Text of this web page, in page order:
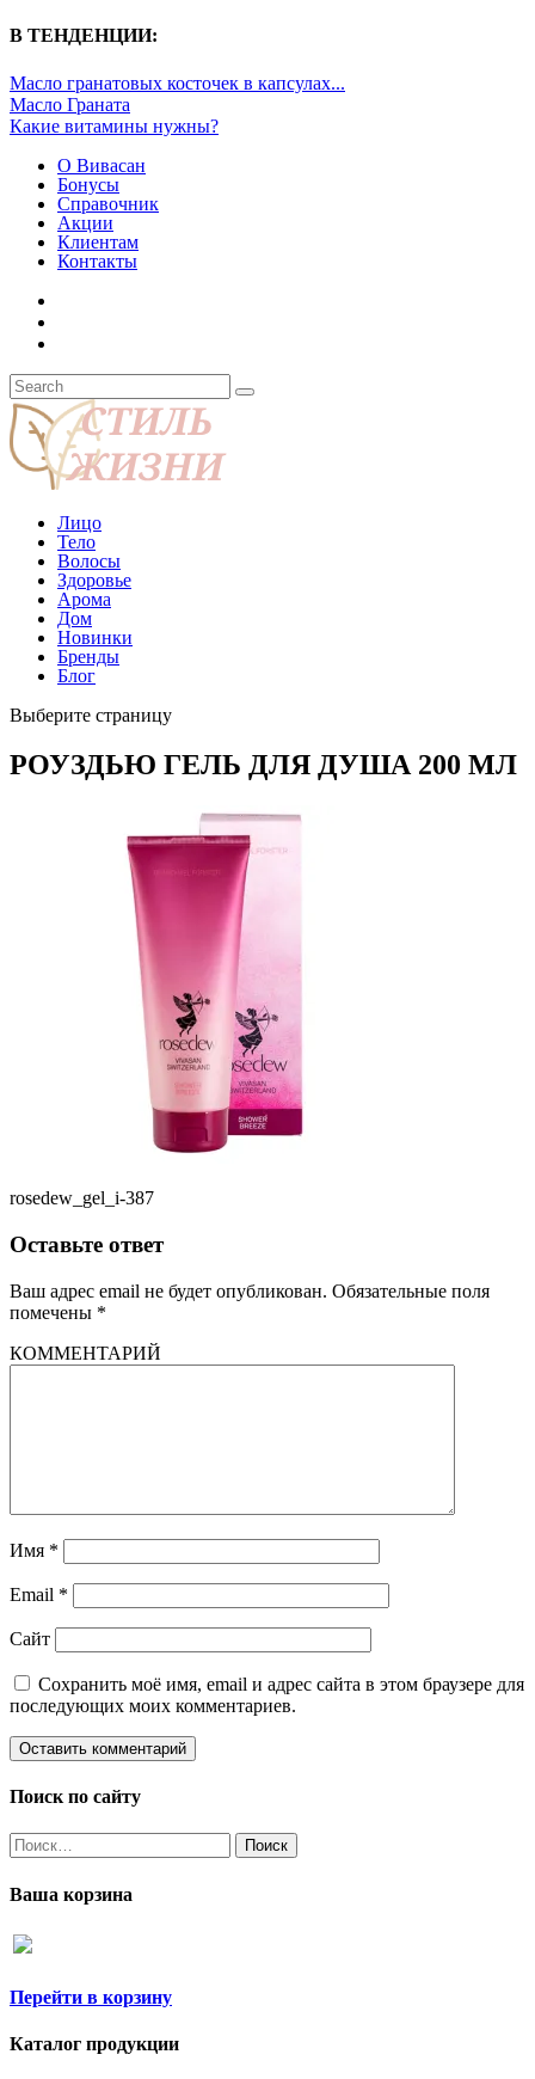
В ТЕНДЕНЦИИ:
Масло гранатовых косточек в капсулах...
Масло Граната
Какие витамины нужны?
О Вивасан
Бонусы
Справочник
Акции
Клиентам
Контакты
Лицо
Тело
Волосы
Здоровье
Арома
Дом
Новинки
Бренды
Блог
Выберите страницу
РОУЗДЬЮ ГЕЛЬ ДЛЯ ДУША 200 МЛ
rosedew_gel_i-387
Оставьте ответ
Ваш адрес email не будет опубликован. Обязательные поля
помечены *
КОММЕНТАРИЙ
Имя *
Email *
Сайт
Сохранить моё имя, email и адрес сайта в этом браузере для
последующих моих комментариев.
Поиск по сайту
Найти:
Ваша корзина
Перейти в корзину
Каталог продукции